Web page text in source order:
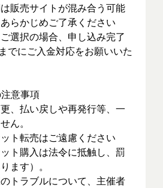
販売サイトが混み合う可能
らかじめご了承ください
選択の場合、申し込み完了
でにご入金対応をお願いいた
意事項
、払い戻しや再発行等、一
ん。
ト転売はご遠慮ください
ット購入は法令に抵触し、罰
ます）。
トラブルについて、主催者